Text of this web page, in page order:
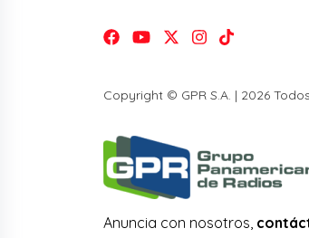
Copyright © GPR S.A. | 2026
Anuncia con nosotros,